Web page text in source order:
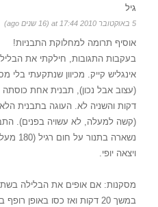
גיל
5 באוקטובר 2010 at 17:44 (16 שנים ago)
אוסיף תרומה למחלוקת התבניות!
בעקבות התגובות, חילקתי את
אינגליש קייק. מכיוון שנתקעתי בלי
דקות והשניה לא. העוגה בתבנית
(קשה למעלה, לא עשויה בפנים).
נשארה
ויצאה יופי.
מסקנות: אם אופים את הבלילה בשתי
במשך 20 דקות ואז כסו באופן